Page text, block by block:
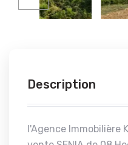
Description
l'Agence Immobilière